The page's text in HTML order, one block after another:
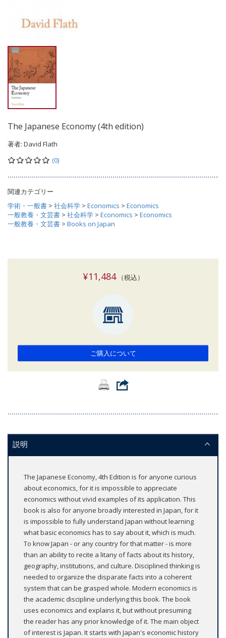
The Japanese Economy (4th edition)
著者: David Flath
(0)
関連カテゴリー
学術・一般書 > 社会科学 > Economics > Economics
一般教養・文芸書 > 社会科学 > Economics > Economics
一般教養・文芸書 > Books on Japan
¥11,484（税込）
ご購入について
説明
The Japanese Economy, 4th Edition is for anyone curious
about economics, for it is impossible to appreciate
economics without vivid examples of its application. This
book is also for anyone broadly interested in Japan, for it
is impossible to fully understand Japan without learning
what basic economics has to say about it, which is much.
To know Japan - or any country for that matter - is more
than an ability to recite a litany of facts about its history,
geography, institutions, and culture. Disciplined thinking is
needed to organize the disparate facts into a coherent
system that can be grasped whole. Modern economics is
the academic discipline underlying this book. The book
uses economics and explains it, but without presuming
the reader has any prior knowledge of it. The main object
of interest is Japan. It starts with Japan's economic history